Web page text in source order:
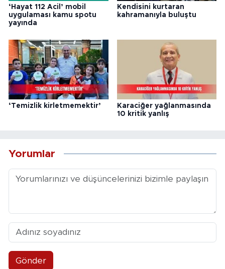
‘Hayat 112 Acil’ mobil
uygulaması kamu spotu
yayında
Kendisini kurtaran
kahramanıyla buluştu
‘Temizlik kirletmemektir’
Karaciğer yağlanmasında
10 kritik yanlış
Yorumlar
Gönder